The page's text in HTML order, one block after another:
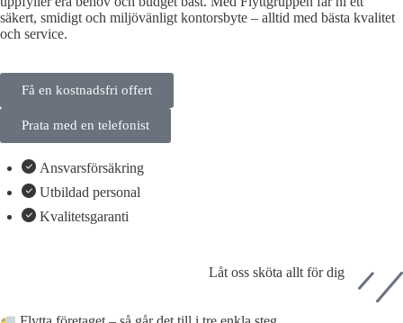
säkert, smidigt och miljövänligt kontorsbyte – alltid med bästa kvalitet
och service.
Få en kostnadsfri offert
Prata med en telefonist
Ansvarsförsäkring
Utbildad personal
Kvalitetsgaranti
Låt oss sköta allt för dig